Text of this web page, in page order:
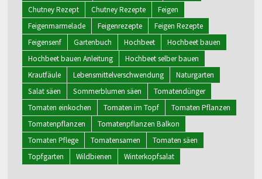
Chutney Rezept
Chutney Rezepte
Feigen
Feigenmarmelade
Feigenrezepte
Feigen Rezepte
Feigensenf
Gartenbuch Hochbeet
Hochbeet bauen
Hochbeet bauen Anleitung
Hochbeet selber bauen
Krautfäule
Lebensmittelverschwendung
Naturgarten
Salat säen
Sommerblumen säen
Tomatendünger
Tomaten einkochen
Tomaten im Topf
Tomaten Pflanzen
Tomatenpflanzen
Tomatenpflanzen Balkon
Tomaten Pflege
Tomatensamen
Tomaten säen
Topfgarten
Wildbienen Winterkopfsalat